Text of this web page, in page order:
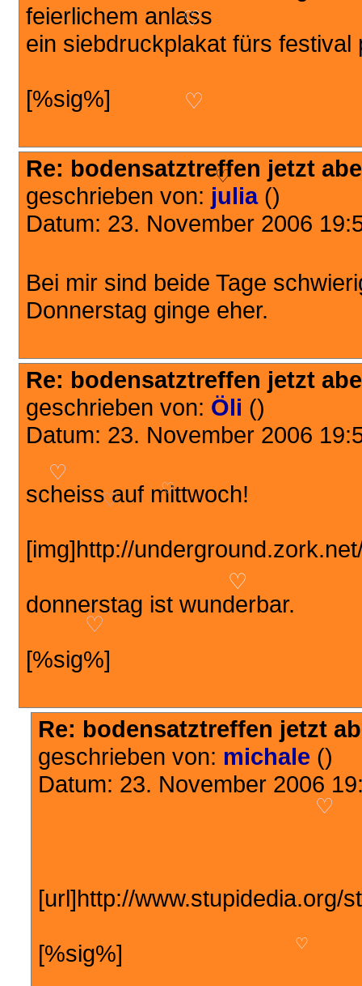
♡
♡
♡
♡
♡
feierlichem anlass
ein siebdruckplakat fürs festival
[%sig%]
Re: bodensatztreffen jetzt
geschrieben von: julia ()
Datum: 23. November 2006
Bei mir sind beide Tage
Donnerstag ginge eher.
Re: bodensatztreffen jetzt
geschrieben von: Öli ()
Datum: 23. November 2006
scheiss auf mittwoch!
[img]http://
donnerstag ist wunderbar.
[%sig%]
Re: bodensatztreffen jetzt
geschrieben von: michale ()
Datum: 23. November 2006
[url]http://www.stupidedia.org/
[%sig%]